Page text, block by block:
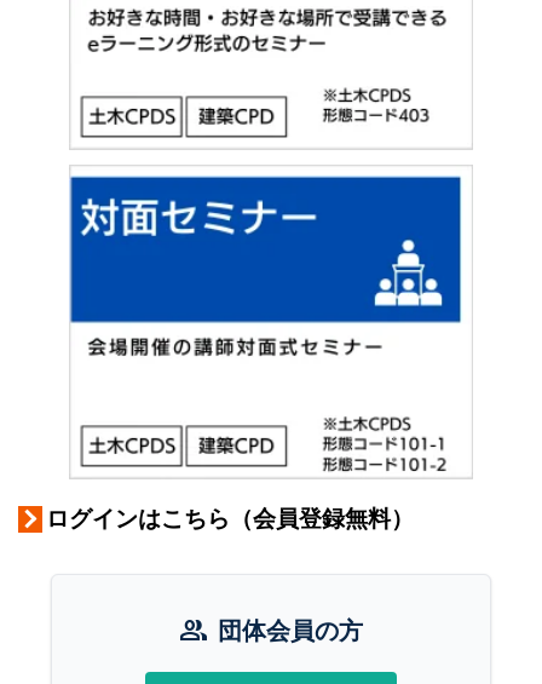
ログインはこちら（会員登録無料）
group 団体会員の方